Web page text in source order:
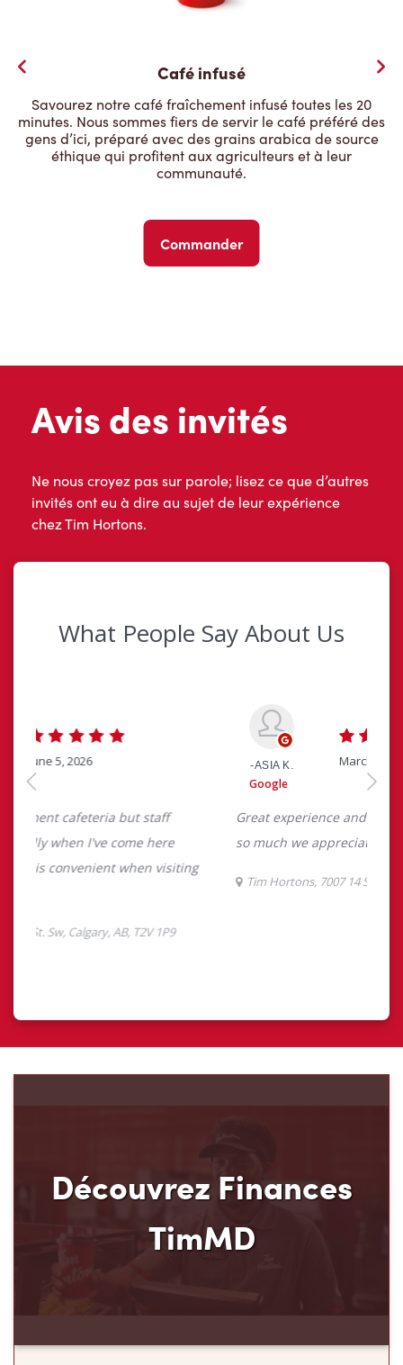
Café infusé
Savourez notre café fraîchement infusé toutes les 20
minutes. Nous sommes fiers de servir le café préféré des
gens d’ici, préparé avec des grains arabica de source
éthique qui profitent aux agriculteurs et à leur
communauté.
Commander
Avis des invités
Ne nous croyez pas sur parole; lisez ce que d’autres
invités ont eu à dire au sujet de leur expérience
chez Tim Hortons.
TimMD
Découvrez votre nouveau mode de paiement et